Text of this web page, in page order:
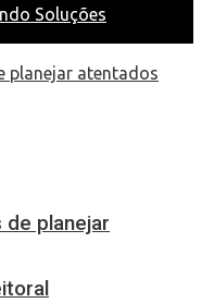
de planejar
Soluções